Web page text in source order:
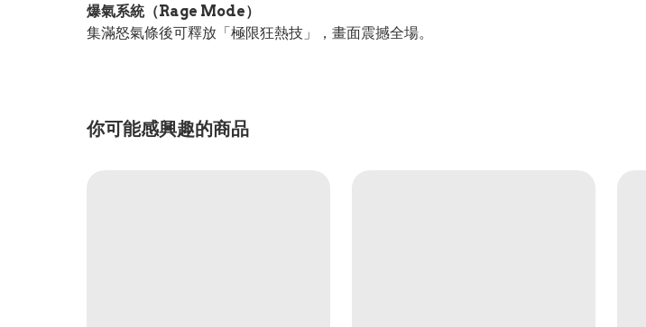
爆氣系統（Rage Mode）
集滿怒氣條後可釋放「極限狂熱技」，畫面震撼全場。
你可能感興趣的商品